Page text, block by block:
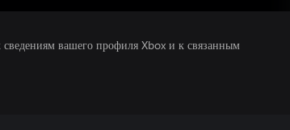
вашего профиля Xbox и к связанным